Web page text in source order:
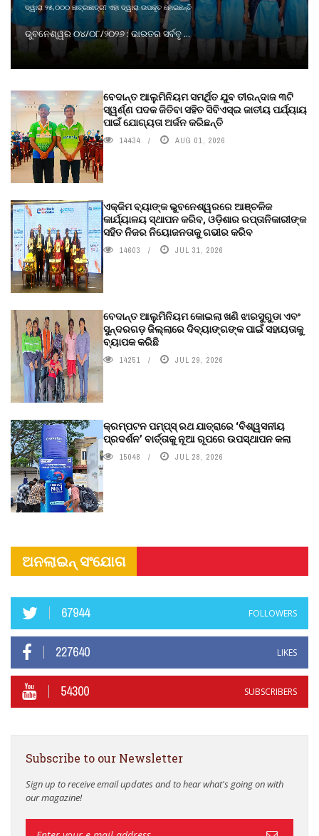
ଦ୍ୱାରା ୨୫,୦୦୦ ଛାତ୍ରଛାତ୍ରୀ ଏହା ଦ୍ୱାରା ଉପକୃତ ହୋଇଛନ୍ତି
ଭୁବନେଶ୍ୱର ୦୪/୦୮/୨୦୨୬ : ଭାରତର ସର୍ବବୃ ...
ବେଦାନ୍ତ ଆଲୁମିନିୟମ ସମର୍ଥିତ ଯୁବ ତୀରନ୍ଦାଜ ୩ଟି
ସ୍ୱର୍ଣ୍ଣ ପଦକ ଜିତିବା ସହିତ ସିବିଏସ୍ଇ ଜାତୀୟ ପର୍ଯ୍ୟାୟ
ପାଇଁ ଯୋଗ୍ୟତା ଅର୍ଜନ କରିଛନ୍ତି
14434 AUG 01, 2026
ଏକ୍ଜିମ ବ୍ୟାଙ୍କ ଭୁବନେଶ୍ୱରରେ ଆଞ୍ଚଳିକ
କାର୍ଯ୍ୟାଳୟ ସ୍ଥାପନ କରିବ, ଓଡ଼ିଶାର ରପ୍ତାନିକାରୀଙ୍କ
ସହିତ ନିଜର ନିୟୋଜନତାକୁ ଗଭୀର କରିବ
14603 JUL 31, 2026
ବେଦାନ୍ତ ଆଲୁମିନିୟମ କୋଇଲା ଖଣି ଝାରସୁଗୁଡା ଏବଂ
ସୁନ୍ଦରଗଡ଼ ଜିଲ୍ଲାରେ ଦିବ୍ୟାଙ୍ଗଙ୍କ ପାଇଁ ସହାୟତାକୁ
ବ୍ୟାପକ କରିଛି
14251 JUL 29, 2026
କ୍ରମ୍ପଟନ ପମ୍ପ୍‌ସ୍‌ ରଥ ଯାତ୍ରାରେ ‘ବିଶ୍ୱସନୀୟ
ପ୍ରଦର୍ଶନ’ ବାର୍ତ୍ତାକୁ ନୂଆ ରୂପରେ ଉପସ୍ଥାପନ କଲା
15048 JUL 28, 2026
ଅନଲାଇନ୍ ସଂଯୋଗ
67944 FOLLOWERS
227640 LIKES
54300 SUBSCRIBERS
Subscribe to our Newsletter
Sign up to receive email updates and to hear what's going on with
our magazine!